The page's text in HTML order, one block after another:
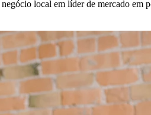
local em líder de mercado em